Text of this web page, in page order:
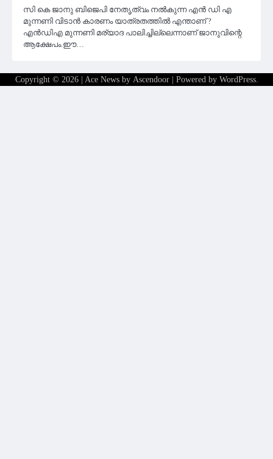
സി കെ ജാനു ബിജെപി നേതൃത്വം നൽകുന്ന എൻ ഡി എ
മുന്നണി വിടാൻ കാരണം യാത്രതത്തിൽ എന്താണ് ?
എൻഡിഎ മുന്നണി മ​ര്യാദ പാലിച്ചില്ലെന്നാണ് ജാനുവിന്റെ
ആക്ഷേപം.ഈ…
Copyright © 2026 | Ace News by Ascendoor| Powered by WordPress.